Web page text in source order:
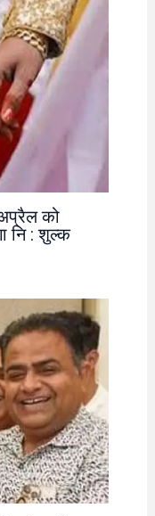
को
नि : शुल्क